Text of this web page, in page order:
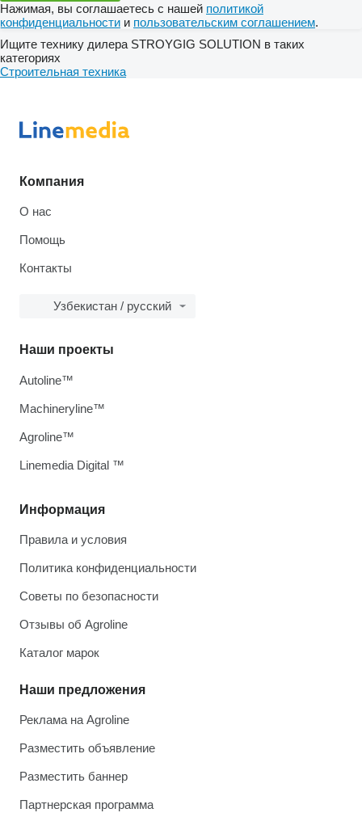
Нажимая, вы соглашаетесь с нашей политикой
конфиденциальности и пользовательским соглашением.
Ищите технику дилера STROYGIG SOLUTION в таких
категориях
Строительная техника
Компания
О нас
Помощь
Контакты
Узбекистан / русский
Информация
Правила и условия
Политика конфиденциальности
Советы по безопасности
Отзывы об Agroline
Каталог марок
Наши предложения
Реклама на Agroline
Разместить объявление
Разместить баннер
Партнерская программа
Наши проекты
Autoline™
Machineryline™
Agroline™
Linemedia Digital ™